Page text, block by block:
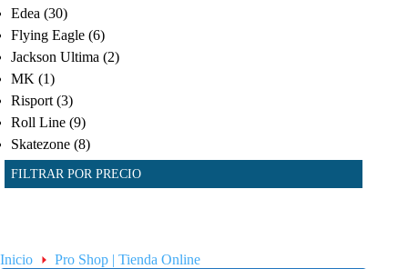
Inicio Pro Shop | Tienda Online
Edea (30)
Flying Eagle (6)
Jackson Ultima (2)
MK (1)
Risport (3)
Roll Line (9)
Skatezone (8)
FILTRAR POR PRECIO